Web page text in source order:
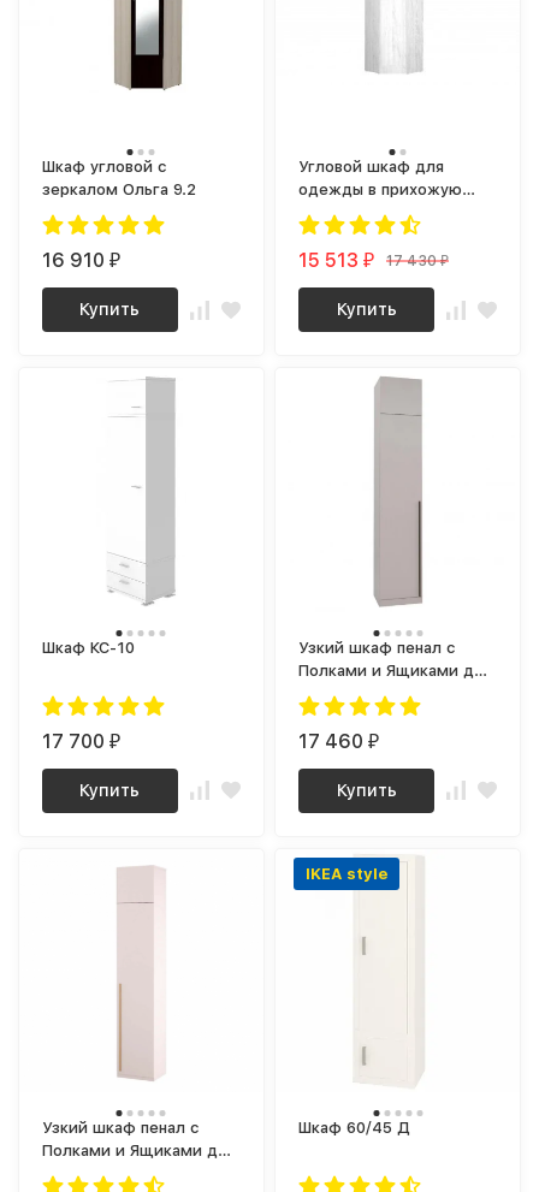
Шкаф угловой с
зеркалом Ольга 9.2
16 910₽
Купить
Угловой шкаф для
одежды в прихожую
olga milk 9.1
(винтерберг)
15 513₽ 17 430₽
Купить
Шкаф КС-10
17 700₽
Купить
Узкий шкаф пенал с
Полками и Ящиками для
одежды прихожую,
комнату, гостиную,
спальню niko 6 (кашемир
17 460₽
Купить
Узкий шкаф пенал с
Полками и Ящиками для
одежды прихожую,
IKEA style
Шкаф 60/45 Д